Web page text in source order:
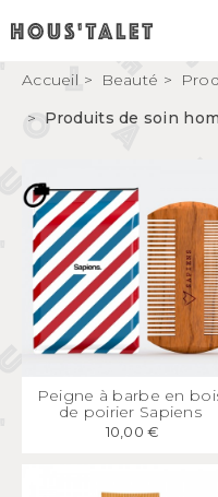
Accueil Beauté
Produits de soin
APERÇU RAPIDE
Peigne à barbe en
de poirier Sapiens
10,00 €